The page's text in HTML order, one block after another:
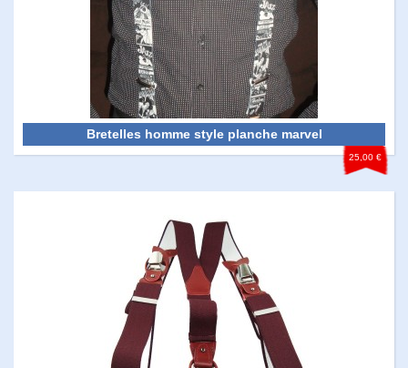
Bretelles homme style planche marvel
25,00 €